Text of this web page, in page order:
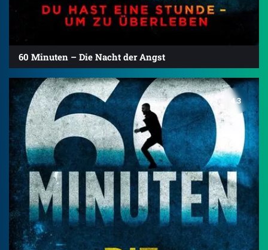
60 Minuten – Die Nacht der Angst
4.3